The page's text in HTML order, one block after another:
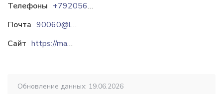
Телефоны
+79205643525
Почта
90060@list.ru
Сайт
https://mash-zavod.com
Обновление данных: 19.06.2026